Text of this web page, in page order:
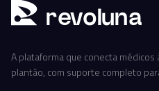
revoluna
A plataforma que conecta
plantão, com suporte completo